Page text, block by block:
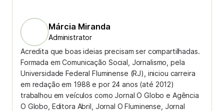
Márcia Miranda
Administrator
Acredita que boas ideias precisam ser compartilhadas.
Formada em Comunicação Social, Jornalismo, pela
Universidade Federal Fluminense (RJ), iniciou carreira
em redação em 1988 e por 24 anos (até 2012)
trabalhou em veículos como Jornal O Globo e Agência
O Globo, Editora Abril, Jornal O Fluminense, Jornal